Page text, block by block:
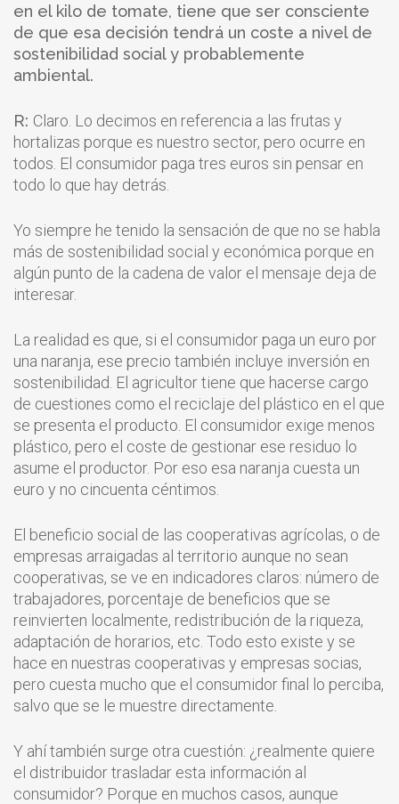
en el kilo de tomate, tiene que ser consciente
de que esa decisión tendrá un coste a nivel de
sostenibilidad social y probablemente
ambiental.
R: Claro. Lo decimos en referencia a las frutas y
hortalizas porque es nuestro sector, pero ocurre en
todos. El consumidor paga tres euros sin pensar en
todo lo que hay detrás.
Yo siempre he tenido la sensación de que no se habla
más de sostenibilidad social y económica porque en
algún punto de la cadena de valor el mensaje deja de
interesar.
La realidad es que, si el consumidor paga un euro por
una naranja, ese precio también incluye inversión en
sostenibilidad. El agricultor tiene que hacerse cargo
de cuestiones como el reciclaje del plástico en el que
se presenta el producto. El consumidor exige menos
plástico, pero el coste de gestionar ese residuo lo
asume el productor. Por eso esa naranja cuesta un
euro y no cincuenta céntimos.
El beneficio social de las cooperativas agrícolas, o de
empresas arraigadas al territorio aunque no sean
cooperativas, se ve en indicadores claros: número de
trabajadores, porcentaje de beneficios que se
reinvierten localmente, redistribución de la riqueza,
adaptación de horarios, etc. Todo esto existe y se
hace en nuestras cooperativas y empresas socias,
pero cuesta mucho que el consumidor final lo perciba,
salvo que se le muestre directamente.
Y ahí también surge otra cuestión: ¿realmente quiere
el distribuidor trasladar esta información al
consumidor? Porque en muchos casos, aunque